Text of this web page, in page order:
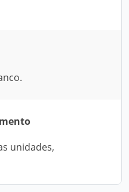
unidades,